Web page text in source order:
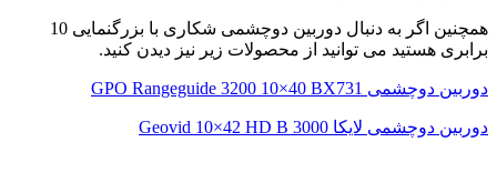
همچنین اگر به دنبال دوربین دوچشمی شکاری با بزرگنمایی 10
برابری هستید می توانید از محصولات زیر نیز دیدن کنید.
دوربین دوچشمی GPO Rangeguide 3200 10×40 BX731
دوربین دوچشمی لایکا Geovid 10×42 HD B 3000